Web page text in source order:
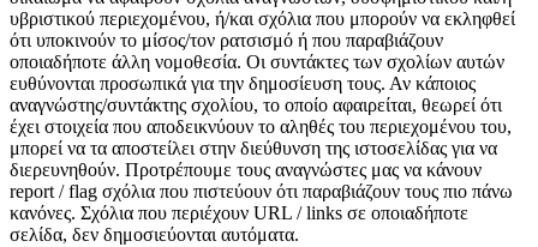
υβριστικού περιεχομένου, ή/και σχόλια που μπορούν να εκληφθεί
ότι υποκινούν το μίσος/τον ρατσισμό ή που παραβιάζουν
οποιαδήποτε άλλη νομοθεσία. Οι συντάκτες των σχολίων αυτών
ευθύνονται προσωπικά για την δημοσίευση τους. Αν κάποιος
αναγνώστης/συντάκτης σχολίου, το οποίο αφαιρείται, θεωρεί ότι
έχει στοιχεία που αποδεικνύουν το αληθές του περιεχομένου του,
μπορεί να τα αποστείλει στην διεύθυνση της ιστοσελίδας για να
διερευνηθούν. Προτρέπουμε τους αναγνώστες μας να κάνουν
report / flag σχόλια που πιστεύουν ότι παραβιάζουν τους πιο πάνω
κανόνες. Σχόλια που περιέχουν URL / links σε οποιαδήποτε
σελίδα, δεν δημοσιεύονται αυτόματα.